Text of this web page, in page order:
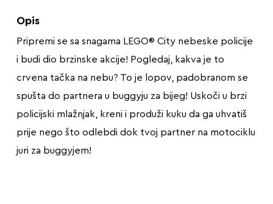
Opis
Pripremi se sa snagama LEGO® City nebeske policije
i budi dio brzinske akcije! Pogledaj, kakva je to
crvena tačka na nebu? To je lopov, padobranom se
spušta do partnera u buggyju za bijeg! Uskoči u brzi
policijski mlažnjak, kreni i produži kuku da ga uhvatiš
prije nego što odlebdi dok tvoj partner na motociklu
juri za buggyjem!